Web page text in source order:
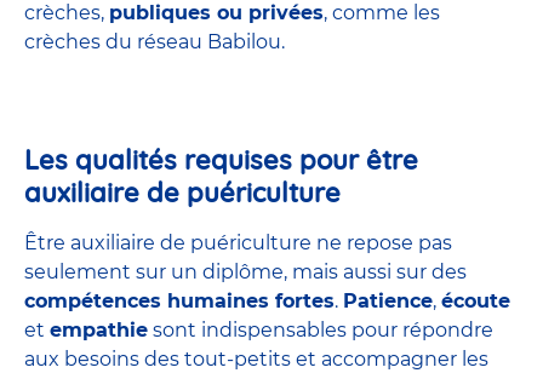
crèches, publiques ou privées, comme les
crèches du réseau Babilou.
Les qualités requises pour être
auxiliaire de puériculture
Être auxiliaire de puériculture ne repose pas
seulement sur un diplôme, mais aussi sur des
compétences humaines fortes. Patience, écoute
et empathie sont indispensables pour répondre
aux besoins des tout-petits et accompagner les